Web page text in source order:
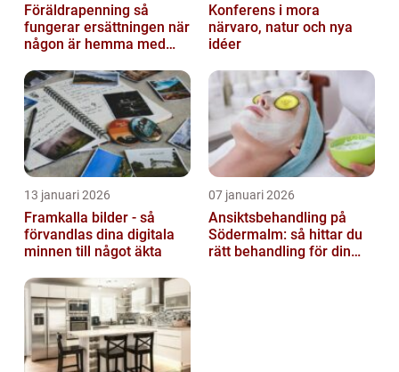
Föräldrapenning så
fungerar ersättningen när
någon är hemma med
Konferens i mora
närvaro, natur och nya
idéer
13 januari 2026
Framkalla bilder - så
förvandlas dina digitala
minnen till något äkta
07 januari 2026
Ansiktsbehandling på
Södermalm: så hittar du
rätt behandling för din